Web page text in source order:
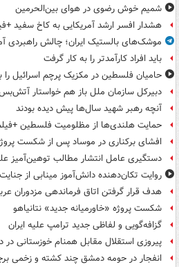
شمیم خوش رضوی در هوای بین‌الحرمین
هشدار افسر ارشد آمریکایی به کاخ سفید
موشک‌های بالستیک ایران؛ چالش راهبردی
باید افراد کارآمدتر را به کار گرفت
حامیان فلسطین در مکزیک پرچم اسرائیل
دبیرکل سازمان ملل باز هم خواستار
آنچه رهبر شهید سال‌ها پیش دیده بودند
حمایت هلندی‌ها از مظلومیت فلسطین
افشای برکناری در موساد پس از شکست
دستگیری عامل انتشار مطالب توهین‌آمیز
روایت تکان‌دهنده دانش‌آموز مینابی از جنایت
هدف قرار گرفتن اتاق‌ فرماندهی مزدوران
شکست پروژه «خاورمیانه جدید» نتانیاهو
گزافه‌گویی و لفاظی جدید ترامپ علیه ایران
پیروزی استقلال مقابل همنام خوزستانی در
انفجار در حومه دمشق چند کشته و زخمی